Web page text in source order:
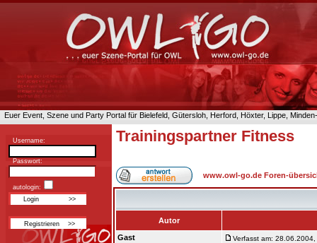
Euer Event, Szene und Party Portal für Bielefeld, Gütersloh, Herford, Höxter, Lippe,
Username:
Passwort:
autologin:
Trainingspartner Fitness
www.owl-go.de Foren-
Autor
Gast
Verfasst am: